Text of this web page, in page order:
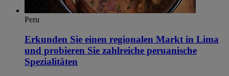
Peru
Erkunden Sie einen regionalen Markt in Lima
und probieren Sie zahlreiche peruanische
Spezialitäten